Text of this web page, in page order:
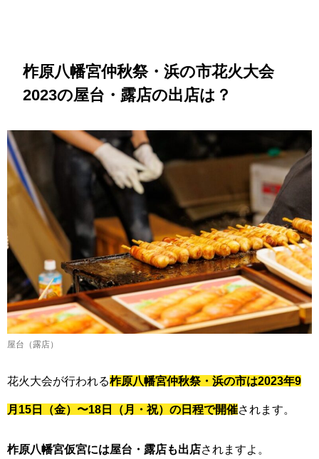
柞原八幡宮仲秋祭・浜の市花火大会
2023の屋台・露店の出店は？
屋台（露店）
花火大会が行われる柞原八幡宮仲秋祭・浜の市は2023年9
月15日（金）〜18日（月・祝）の日程で開催されます。
柞原八幡宮仮宮には屋台・露店も出店されますよ。